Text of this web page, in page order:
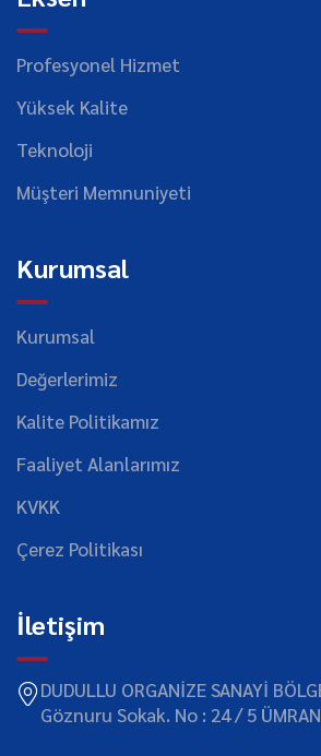
Profesyonel Hizmet
Yüksek Kalite
Teknoloji
Müşteri Memnuniyeti
Kurumsal
Kurumsal
Değerlerimiz
Kalite Politikamız
Faaliyet Alanlarımız
KVKK
Çerez Politikası
İletişim
DUDULLU ORGANİZE SANAYİ
Göznuru Sokak. No : 24 / 5